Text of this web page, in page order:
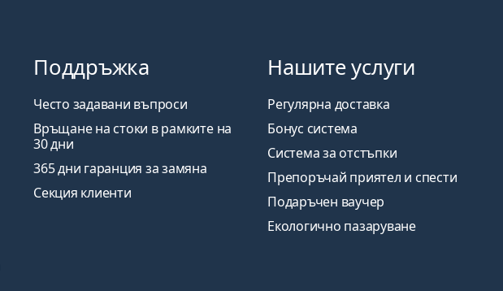
Поддръжка
Често задавани въпроси
Връщане на стоки в рамките на
30 дни
365 дни гаранция за замяна
Секция клиенти
Нашите услуги
Регулярна доставка
Бонус система
Система за отстъпки
Препоръчай приятел и спести
Подаръчен ваучер
Екологично пазаруване